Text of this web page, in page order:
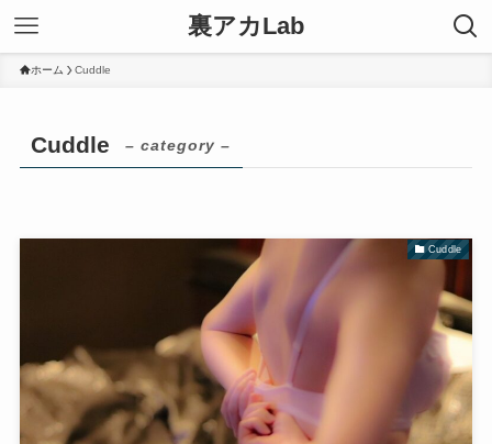
裏アカLab
ホーム Cuddle
Cuddle – category –
Cuddle